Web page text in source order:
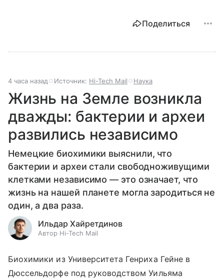
Поделиться
4 часа назад Источник: Hi-Tech Mail Наука
Жизнь на Земле возникла
дважды: бактерии и археи
развились независимо
Немецкие биохимики выяснили, что
бактерии и археи стали свободноживущими
клетками независимо — это означает, что
жизнь на нашей планете могла зародиться не
один, а два раза.
Ильдар Хайретдинов
Автор Hi-Tech Mail
Биохимики из Университета Генриха Гейне в
Дюссельдорфе под руководством Уильяма